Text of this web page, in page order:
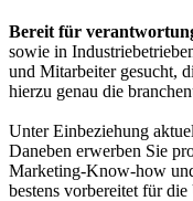
Bereit für
sowie in
und Mitarbeiter gesucht,
hierzu genau die
Unter Einbeziehung
Daneben erwerben Sie
Marketing-Know-how
bestens vorbereitet für